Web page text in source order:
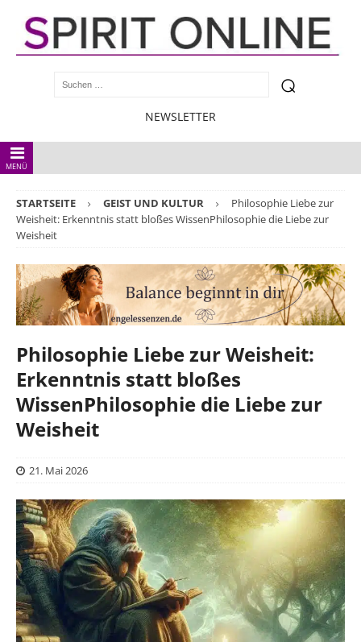
NEWSLETTER
MENÜ
STARTSEITE GEIST UND KULTUR
Philosophie Liebe zur
Weisheit: Erkenntnis statt bloßes WissenPhilosophie die Liebe zur
Weisheit
Philosophie Liebe zur Weisheit:
Erkenntnis statt bloßes
WissenPhilosophie die Liebe zur
Weisheit
21. Mai 2026